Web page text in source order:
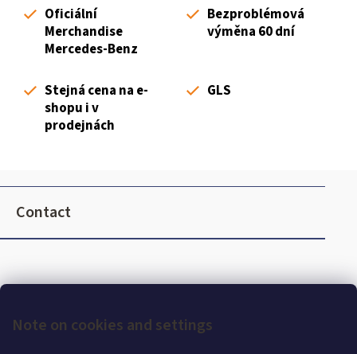
Note on cookies and settings
s
Oficiální
Merchandise
Mercedes-Benz
Bezproblémová
výměna 60 dní
Stejná cena na e-
shopu i v
prodejnách
GLS
F
o
e
Contact